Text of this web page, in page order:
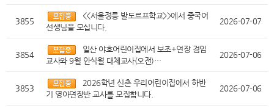
3855
<<서울정릉 발도르프학교>>에서 중국어
선생님을 모십니다.
2026-07-07
3854
일산 야호어린이집에서 보조+연장 겸임
교사와 9월 안식월 대체교사(오전)…
2026-07-06
3853
2026학년 신촌 우리어린이집에서 하반
기 영아연장반 교사를 모집합니다.
2026-07-06